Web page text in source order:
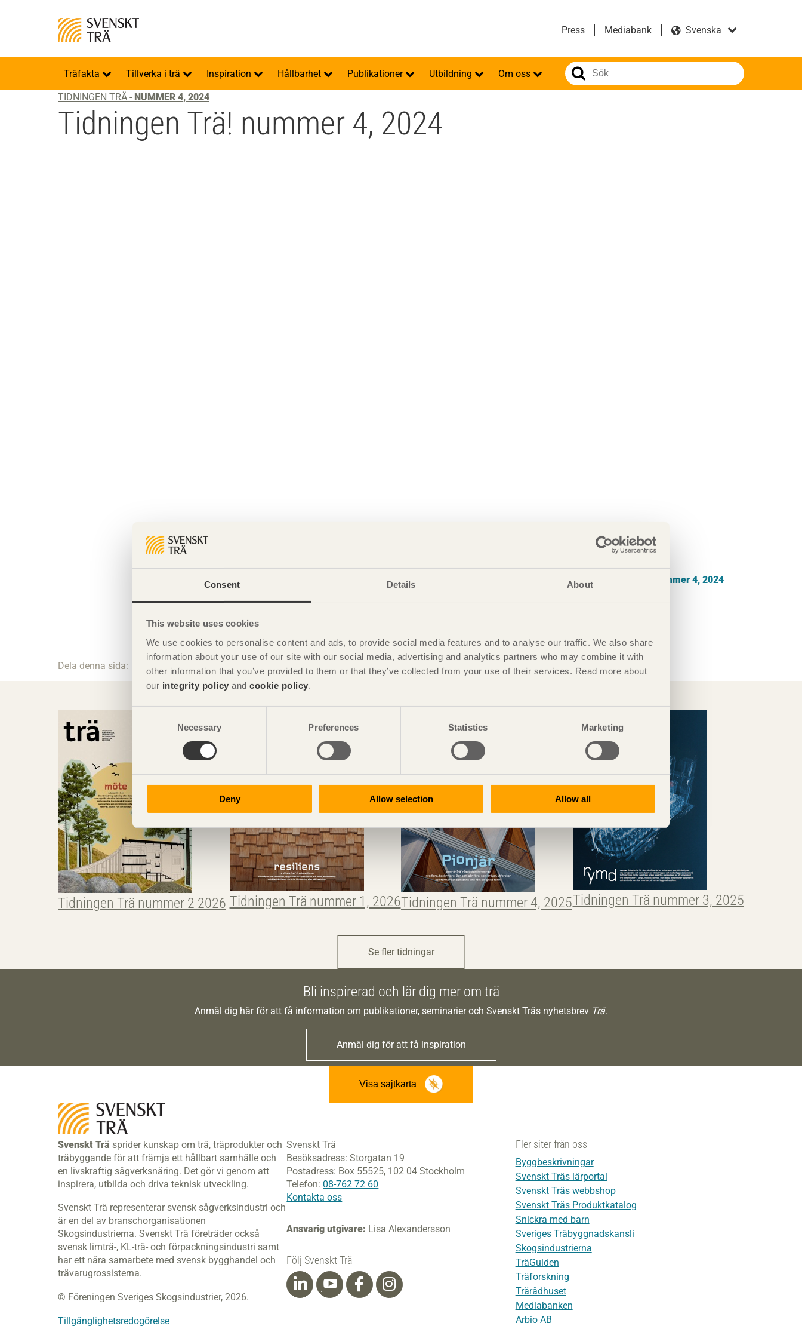
Consent Details About
This website uses cookies
We use cookies to personalise content and ads, to provide social media features and to analyse our traffic. We also share
information about your use of our site with our social media, advertising and analytics partners who may combine it with
other information that you’ve provided to them or that they’ve collected from your use of their services. Read more about
our integrity policy and cookie policy.
Necessary Preferences Statistics Marketing
Deny Allow selection Allow all
Press Mediabank
Träfakta Tillverka i trä Inspiration Hållbarhet Publikationer Utbildning Om oss
TIDNINGEN TRÄ - NUMMER 4, 2024
Tidningen Trä! nummer 4, 2024
Ladda ner tidningen Trä nummer 4, 2024
Dela denna sida:
Tidningen Trä nummer 2 2026 Tidningen Trä nummer 1, 2026Tidningen Trä nummer 4, 2025Tidningen Trä nummer 3, 2025
Se fler tidningar
Bli inspirerad och lär dig mer om trä
Anmäl dig här för att få information om publikationer, seminarier och Svenskt Träs nyhetsbrev Trä.
Anmäl dig för att få inspiration
Visa sajtkarta
Svenskt Trä sprider kunskap om trä, träprodukter och
träbyggande för att främja ett hållbart samhälle och
en livskraftig sågverksnäring. Det gör vi genom att
inspirera, utbilda och driva teknisk utveckling.
Svenskt Trä representerar svensk sågverksindustri och
är en del av branschorganisationen
Skogsindustrierna. Svenskt Trä företräder också
svensk limträ-, KL-trä- och förpackningsindustri samt
har ett nära samarbete med svensk bygghandel och
trävarugrossisterna.
© Föreningen Sveriges Skogsindustrier, 2026.
Tillgänglighetsredogörelse
Svenskt Trä
Besöksadress: Storgatan 19
Postadress: Box 55525, 102 04 Stockholm
Telefon: 08-762 72 60
Kontakta oss
Ansvarig utgivare: Lisa Alexandersson
Följ Svenskt Trä
Fler siter från oss
Byggbeskrivningar
Svenskt Träs lärportal
Svenskt Träs webbshop
Svenskt Träs Produktkatalog
Snickra med barn
Sveriges Träbyggnadskansli
Skogsindustrierna
TräGuiden
Träforskning
Trärådhuset
Mediabanken
Arbio AB